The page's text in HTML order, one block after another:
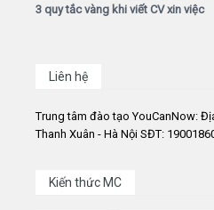
3 quy tắc vàng khi viết CV xin việc
Liên hệ
Trung tâm đào tạo YouCanNow:
Thanh Xuân - Hà Nội SĐT:
Kiến thức MC